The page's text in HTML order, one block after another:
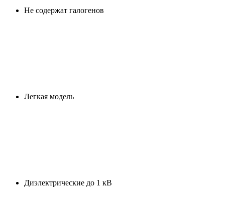
Не содержат галогенов
Легкая модель
Диэлектрические до 1 кВ